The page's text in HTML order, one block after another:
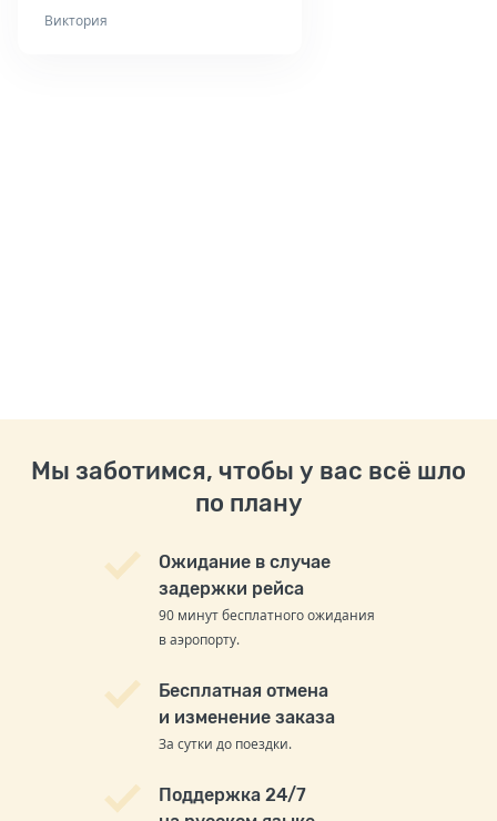
Виктория
Мы заботимся, чтобы у вас всё шло
по плану
Ожидание в случае
задержки рейса
90 минут бесплатного ожидания
в аэропорту.
Бесплатная отмена
и изменение заказа
За сутки до поездки.
Поддержка 24/7